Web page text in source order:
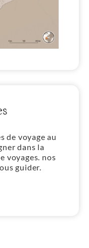
de voyage au
dans la
voyages. nos
guider.